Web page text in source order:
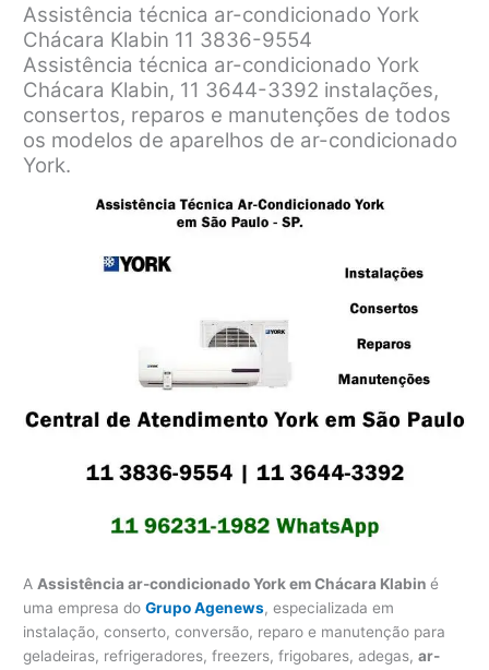
Assistência técnica ar-condicionado York
Chácara Klabin 11 3836-9554
Assistência técnica ar-condicionado York
Chácara Klabin, 11 3644-3392 instalações,
consertos, reparos e manutenções de todos
os modelos de aparelhos de ar-condicionado
York.
A Assistência ar-condicionado York em Chácara Klabiné
uma empresa doGrupo Agenews, especializada em
instalação, conserto, conversão, reparo e manutenção para
geladeiras, refrigeradores, freezers, frigobares, adegas,ar-